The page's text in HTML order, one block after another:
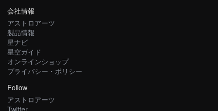
会社情報
アストロアーツ
製品情報
星ナビ
星空ガイド
オンラインショップ
プライバシー・ポリシー
Follow
アストロアーツ